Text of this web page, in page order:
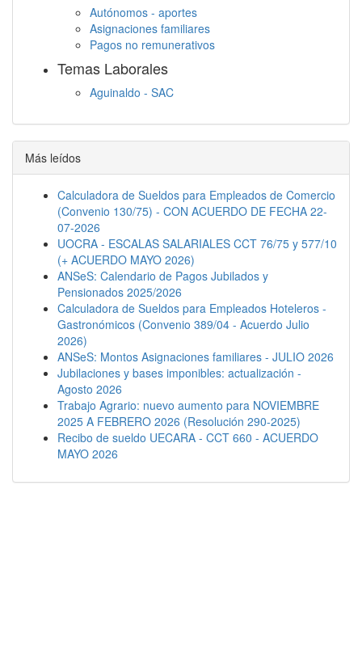
Autónomos - aportes
Asignaciones familiares
Pagos no remunerativos
Temas Laborales
Aguinaldo - SAC
Descanso semanal
Embargos
Más leídos
Calculadora de Sueldos para Empleados de Comercio
(Convenio 130/75) - CON ACUERDO DE FECHA 22-
07-2026
UOCRA - ESCALAS SALARIALES CCT 76/75 y 577/10
(+ ACUERDO MAYO 2026)
ANSeS: Calendario de Pagos Jubilados y
Pensionados 2025/2026
Calculadora de Sueldos para Empleados Hoteleros -
Gastronómicos (Convenio 389/04 - Acuerdo Julio
2026)
ANSeS: Montos Asignaciones familiares - JULIO 2026
Jubilaciones y bases imponibles: actualización -
Agosto 2026
Trabajo Agrario: nuevo aumento para NOVIEMBRE
2025 A FEBRERO 2026 (Resolución 290-2025)
Recibo de sueldo UECARA - CCT 660 - ACUERDO
MAYO 2026